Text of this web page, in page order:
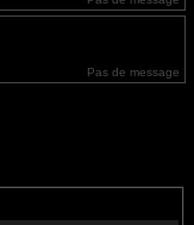
Pas de message